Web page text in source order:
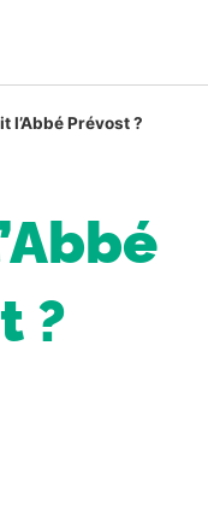
l’Abbé Prévost ?
?